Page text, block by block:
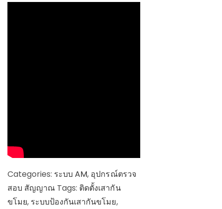
Categories: ระบบ AM, อุปกรณ์ตรวจ
สอบ สัญญาณ Tags: ติดตั้งเสากัน
ขโมย, ระบบป้องกันเสากันขโมย,